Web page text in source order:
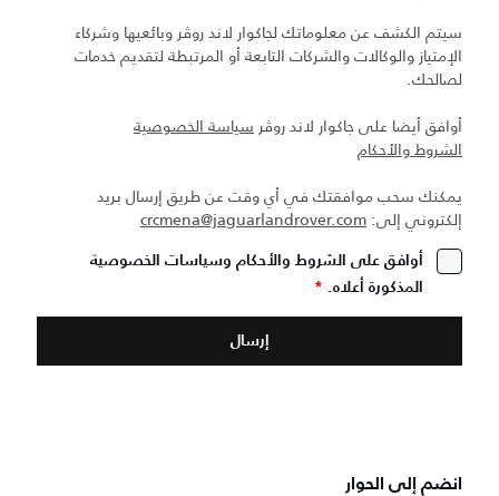
سيتم الكشف عن معلوماتك لجاكوار لاند روڤر وبائعيها وشركاء
الإمتياز والوكالات والشركات التابعة أو المرتبطة لتقديم خدمات
لصالحك.
أوافق أيضا على جاكوار لاند روڤر سياسة الخصوصية
الشروط والأحكام
يمكنك سحب موافقتك في أي وقت عن طريق إرسال بريد
إلكتروني إلى: crcmena@jaguarlandrover.com
أوافق على الشروط والأحكام وسياسات الخصوصية
المذكورة أعلاه. *
انضم إلى الحوار